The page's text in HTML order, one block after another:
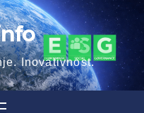
Inovativnost.